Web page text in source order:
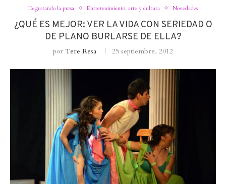
Degustando la prosa Entretenimiento, arte y cultura Novedades
¿QUÉ ES MEJOR: VER LA VIDA CON SERIEDAD O
DE PLANO BURLARSE DE ELLA?
por Tere Resa 25 septiembre, 2012